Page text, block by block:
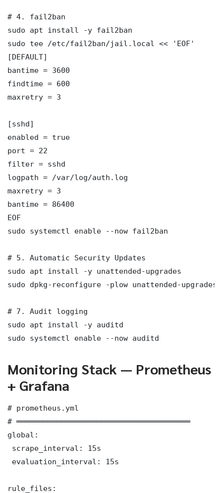
# 4. fail2ban
sudo apt install -y fail2ban
sudo tee /etc/fail2ban/jail.local << 'EOF'
[DEFAULT]
bantime = 3600
findtime = 600
maxretry = 3
[sshd]
enabled = true
port = 22
filter = sshd
logpath = /var/log/auth.log
maxretry = 3
bantime = 86400
EOF
sudo systemctl enable --now fail2ban
# 5. Automatic Security Updates
sudo apt install -y unattended-upgrades
sudo dpkg-reconfigure -plow unattended-upgrades
# 7. Audit logging
sudo apt install -y auditd
sudo systemctl enable --now auditd
Monitoring Stack — Prometheus
+ Grafana
# prometheus.yml
# ═══════════════════════════════════════
global:
scrape_interval: 15s
evaluation_interval: 15s
rule_files: